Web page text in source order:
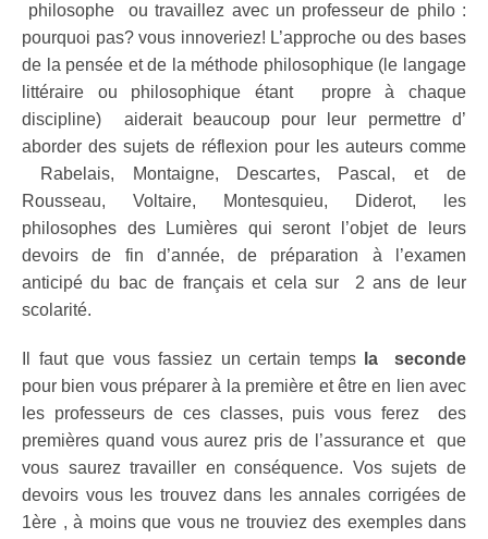
philosophe ou travaillez avec un professeur de philo :
pourquoi pas? vous innoveriez! L’approche ou des bases
de la pensée et de la méthode philosophique (le langage
littéraire ou philosophique étant propre à chaque
discipline) aiderait beaucoup pour leur permettre d’
aborder des sujets de réflexion pour les auteurs comme
Rabelais, Montaigne, Descartes, Pascal, et de
Rousseau, Voltaire, Montesquieu, Diderot, les
philosophes des Lumières qui seront l’objet de leurs
devoirs de fin d’année, de préparation à l’examen
anticipé du bac de français et cela sur 2 ans de leur
scolarité.
Il faut que vous fassiez un certain temps
la seconde
pour bien vous préparer à la première et être en lien avec
les professeurs de ces classes, puis vous ferez des
premières quand vous aurez pris de l’assurance et que
vous saurez travailler en conséquence. Vos sujets de
devoirs vous les trouvez dans les annales corrigées de
1ère , à moins que vous ne trouviez des exemples dans